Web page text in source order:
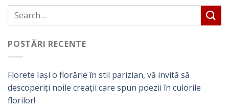
POSTĂRI RECENTE
Florete Iași o florărie în stil parizian, vă invită să
descoperiți noile creații care spun poezii în culorile
florilor!